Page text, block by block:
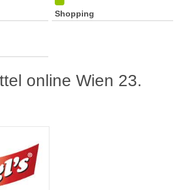
Shopping
online Wien 23.